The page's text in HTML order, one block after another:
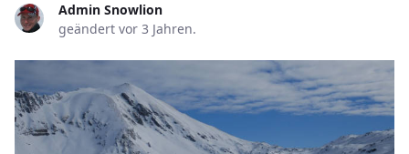
Admin Snowlion
geändert vor 3 Jahren.